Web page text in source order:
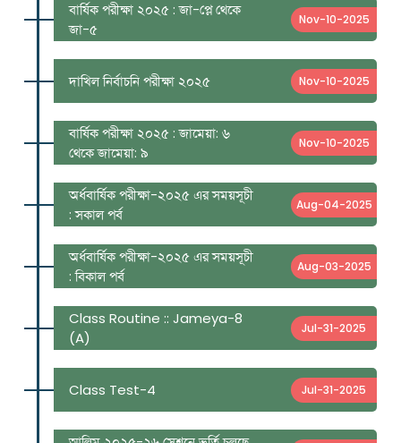
বার্ষিক পরীক্ষা ২০২৫ : জা-প্লে থেকে
জা-৫
Nov-10-2025
দাখিল নির্বাচনি পরীক্ষা ২০২৫ Nov-10-2025
বার্ষিক পরীক্ষা ২০২৫ : জামেয়া: ৬
থেকে জামেয়া: ৯
Nov-10-2025
অর্ধবার্ষিক পরীক্ষা-২০২৫ এর সময়সূচী
: সকাল পর্ব
Aug-04-2025
অর্ধবার্ষিক পরীক্ষা-২০২৫ এর সময়সূচী
: বিকাল পর্ব
Aug-03-2025
Class Routine :: Jameya-8
(A)
Jul-31-2025
Class Test-4 Jul-31-2025